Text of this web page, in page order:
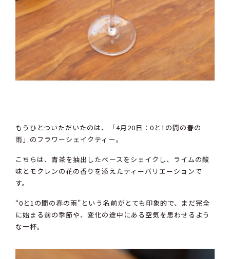
もうひとついただいたのは、「4月20日：0と1の間の春の
雨」のフラワーシェイクティー。
こちらは、青茶を抽出したベースをシェイクし、ライムの酸
味とモクレンの花の香りを添えたティーバリエーションで
す。
“0と1の間の春の雨”という名前がとても印象的で、まだ完全
に始まる前の季節や、変化の途中にある空気を思わせるよう
な一杯。